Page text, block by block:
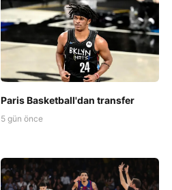
Paris Basketball'dan transfer
5 gün önce